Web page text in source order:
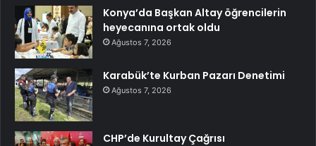
Konya’da Başkan Altay öğrencilerin
heyecanına ortak oldu
Ağustos 7, 2026
Karabük’te Kurban Pazarı Denetimi
Ağustos 7, 2026
CHP’de Kurultay Çağrısı